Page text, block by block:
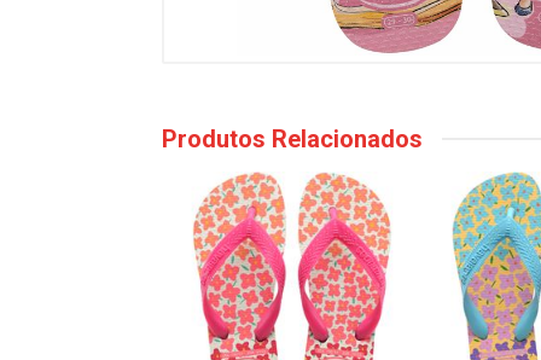
Produtos Relacionados